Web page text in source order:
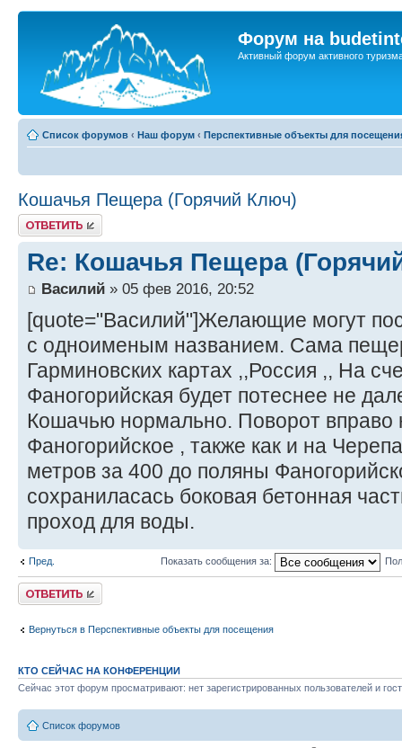
Форум на
Активный форум активного
Список форумов ‹ Наш форум ‹ Перспективные объекты для
Кошачья Пещера (Горячий Ключ)
Ответить
Re: Кошачья Пещера
Василий » 05 фев 2016, 20:52
[quote="Василий"]Желающие могут
с одноименым названием. Сама
Гарминовских картах ,,Россия ,, На
Фаногорийская будет потеснее не
Кошачью нормально. Поворот вправо
Фаногорийское , также как и на
метров за 400 до поляны
сохраниласась боковая бетонная
проход для воды.
Пред. Показать сообщения за:
Ответить
Вернуться в Перспективные объекты для посещения
КТО СЕЙЧАС НА КОНФЕРЕНЦИИ
Сейчас этот форум просматривают: нет зарегистрированных пользователей и
Список форумов